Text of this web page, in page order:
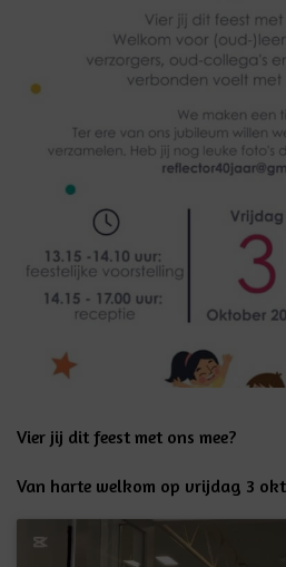
Vier jij dit feest met ons mee?
Van harte welkom op vrijdag 3